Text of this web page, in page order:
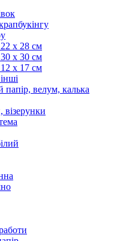
х 28 см
х 30 см
х 17 см
велум, калька
візерунки